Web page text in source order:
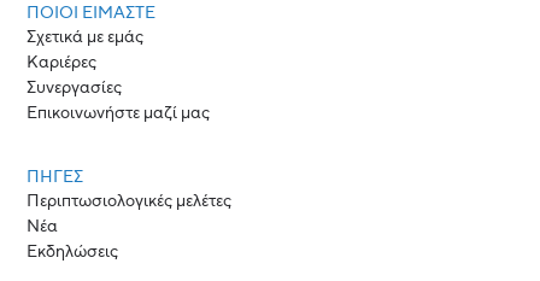
ΠΟΙΟΙ ΕΊΜΑΣΤΕ
Σχετικά με εμάς
Καριέρες
Συνεργασίες
Επικοινωνήστε μαζί μας
ΠΗΓΈΣ
Περιπτωσιολογικές μελέτες
Νέα
Εκδηλώσεις